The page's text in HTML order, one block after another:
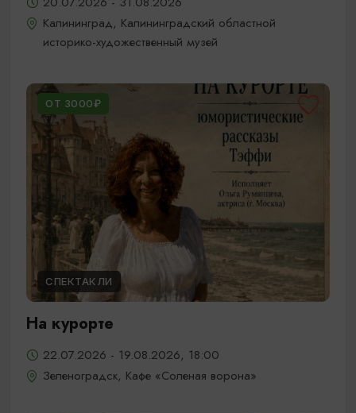
Калининград, Калининградский областной
историко-художественный музей
ОТ 3000₽
СПЕКТАКЛИ
На курорте
22.07.2026 - 19.08.2026, 18:00
Зеленоградск, Кафе «Соленая ворона»